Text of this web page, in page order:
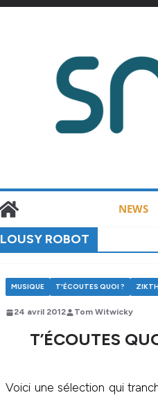
NEWS
LOUSY ROBOT
MUSIQUE T'ÉCOUTES QUOI ?
24 avril 2012 Tom Witwicky
T’ÉCOUTES
Voici une sélection qui